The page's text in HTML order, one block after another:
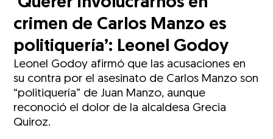
crimen de Carlos Manzo es
politiquería’: Leonel Godoy
Leonel Godoy afirmó que las acusaciones en
su contra por el asesinato de Carlos Manzo son
“politiquería” de Juan Manzo, aunque
reconoció el dolor de la alcaldesa Grecia
Quiroz.